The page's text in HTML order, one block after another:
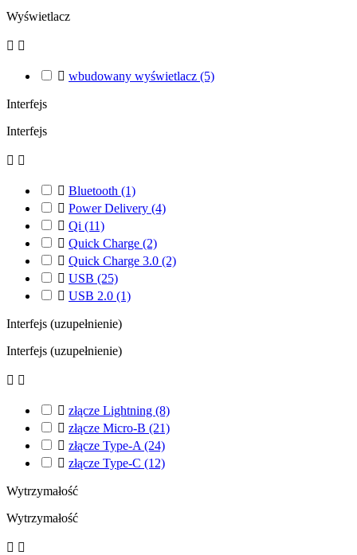
Wyświetlacz
 
 wbudowany wyświetlacz (5)
Interfejs
Interfejs
 
 Bluetooth (1)
 Power Delivery (4)
 Qi (11)
 Quick Charge (2)
 Quick Charge 3.0 (2)
 USB (25)
 USB 2.0 (1)
Interfejs (uzupełnienie)
Interfejs (uzupełnienie)
 
 złącze Lightning (8)
 złącze Micro-B (21)
 złącze Type-A (24)
 złącze Type-C (12)
Wytrzymałość
Wytrzymałość
 